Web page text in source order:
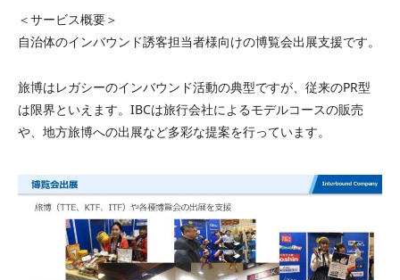
＜サービス概要＞
自治体のインバウンド誘客担当者様向けの博覧会出展支援です。
旅博はレガシーのインバウンド活動の典型ですが、従来のPR型
は限界といえます。IBCは旅行会社によるモデルコースの販売
や、地方旅博への出展など多彩な提案を行っています。